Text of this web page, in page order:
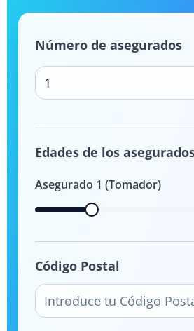
Número de asegurados
1
Edades de los
Asegurado 1 (Tomador)
Código Postal